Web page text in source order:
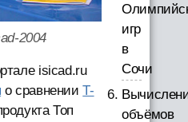
2004
isicad.ru
о сравненииT-
Топ
игр
в
Сочи
объёмов